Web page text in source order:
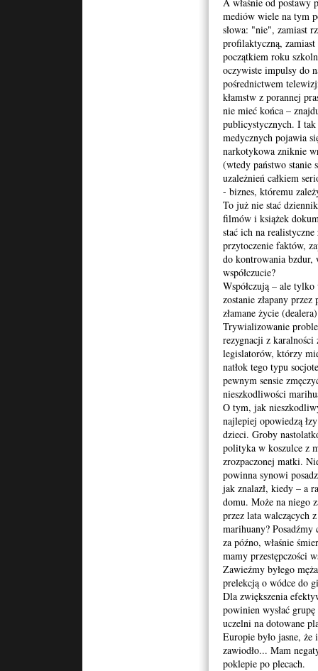
mediów wiele na tym
słowa: "nie", zamiast
profilaktyczną,
początkiem roku
oczywiste impulsy do
pośrednictwem
kłamstw z porannej
nie mieć końca –
publicystycznych. I
medycznych pojawia
narkotykowa zniknie
(wtedy państwo stanie
uzależnień całkiem
- biznes, któremu
To już nie stać
filmów i książek
stać ich na
przytoczenie faktów,
do kontrowania bzdur,
współczucie?
Współczują – ale
zostanie złapany
złamane życie
Trywializowanie
rezygnacji z
legislatorów, którzy
natłok tego typu
pewnym sensie
nieszkodliwości
O tym, jak
najlepiej opowiedzą
dzieci. Groby
polityka w koszulce z
zrozpaczonej matki.
powinna synowi
jak znalazł, kiedy – a
domu. Może na niego
przez lata walczących
marihuany?
za późno, właśnie
mamy przestępczości
Zawieźmy byłego
prelekcją o wódce do
Dla zwiększenia
powinien wysłać
uczelni na dotowane
Europie było jasne,
zawiodło... Mam
poklepie po plecach.